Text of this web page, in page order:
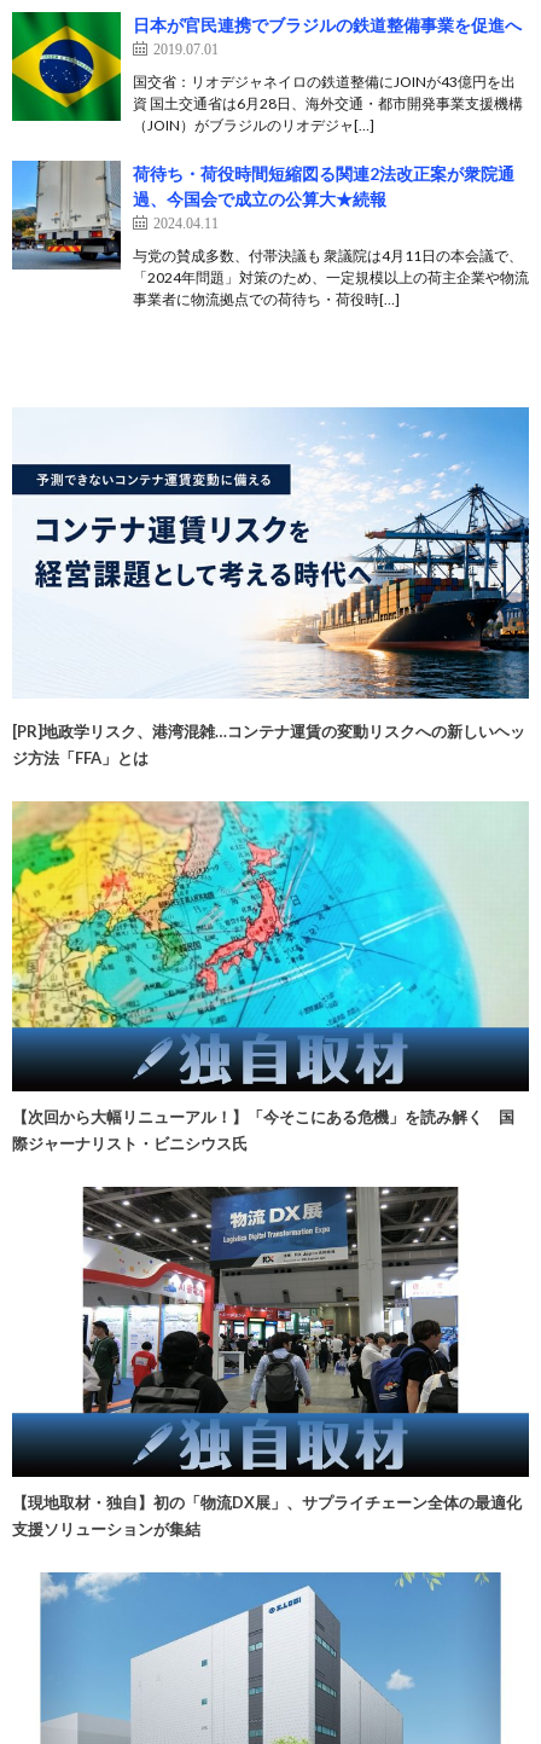
日本が官民連携でブラジルの鉄道整備事業を促進へ
2019.07.01
国交省：リオデジャネイロの鉄道整備にJOINが43億円を出
資 国土交通省は6月28日、海外交通・都市開発事業支援機構
（JOIN）がブラジルのリオデジャ[…]
荷待ち・荷役時間短縮図る関連2法改正案が衆院通
過、今国会で成立の公算大★続報
2024.04.11
与党の賛成多数、付帯決議も 衆議院は4月11日の本会議で、
「2024年問題」対策のため、一定規模以上の荷主企業や物流
事業者に物流拠点での荷待ち・荷役時[…]
[PR]地政学リスク、港湾混雑…コンテナ運賃の変動リスクへの新しいヘッ
ジ方法「FFA」とは
【次回から大幅リニューアル！】「今そこにある危機」を読み解く 国
際ジャーナリスト・ビニシウス氏
【現地取材・独自】初の「物流DX展」、サプライチェーン全体の最適化
支援ソリューションが集結